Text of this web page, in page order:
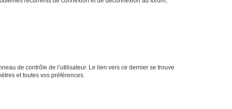
de contrôle de l’utilisateur. Le lien vers ce dernier se trouve
et toutes vos préférences.